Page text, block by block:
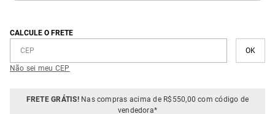
CALCULE O FRETE
Não sei meu CEP
FRETE GRÁTIS!Nas compras acima de R$550,00 com código de
vendedora*